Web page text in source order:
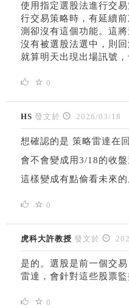
使用指定選股法進行交
行交易策略時，有延續
測卻沒有這個功能。這
沒有被選股法選中，則
就算明天出現出場訊號，
0
HS 發文於 2026/03/18
想確認的是 策略雷達在
會不會變成用3/18的收
這樣變成有點偷看未來的
0
虎科大許教授 發文於
是的。選股是前一個交
雷達，會針對這些股票監
0